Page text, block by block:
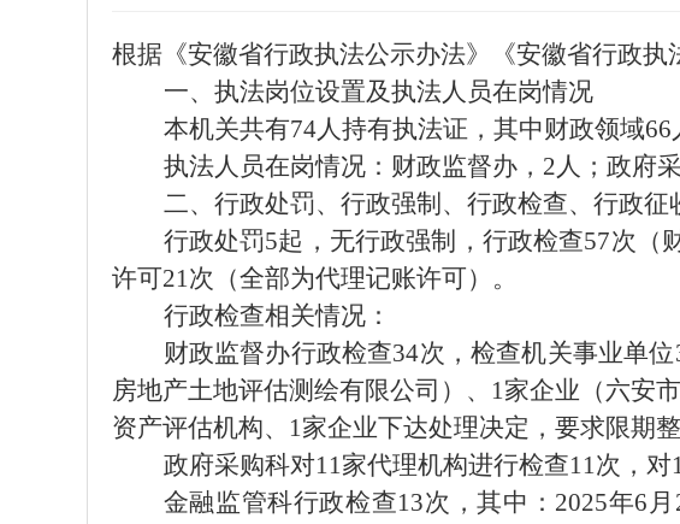
根据《安徽省行政执法公示办法》《安徽省行政
一、执法岗位设置及执法人员在岗情况
本机关共有74人持有执法证，其中财政领域66
执法人员在岗情况：财政监督办，2人；政府
二、行政处罚、行政强制、行政检查、行政
行政处罚5起，无行政强制，行政检查57次（
许可21次（全部为代理记账许可）。
行政检查相关情况：
财政监督办行政检查34次，检查机关事业单
房地产土地评估测绘有限公司）、1家企业（六安
资产评估机构、1家企业下达处理决定，要求限期整
政府采购科对11家代理机构进行检查11次，对
金融监管科行政检查13次，其中：2025年6